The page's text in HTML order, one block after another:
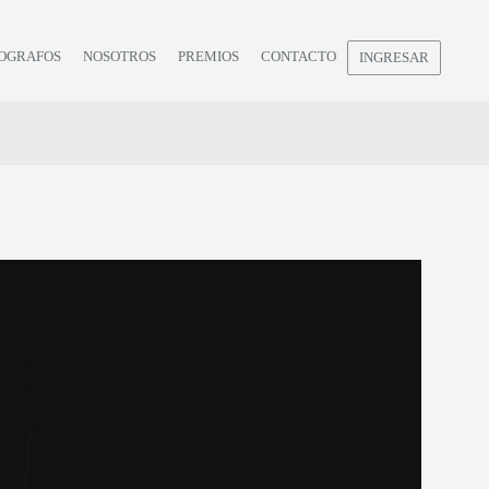
NOSOTROS PREMIOS CONTACTO INGRESAR